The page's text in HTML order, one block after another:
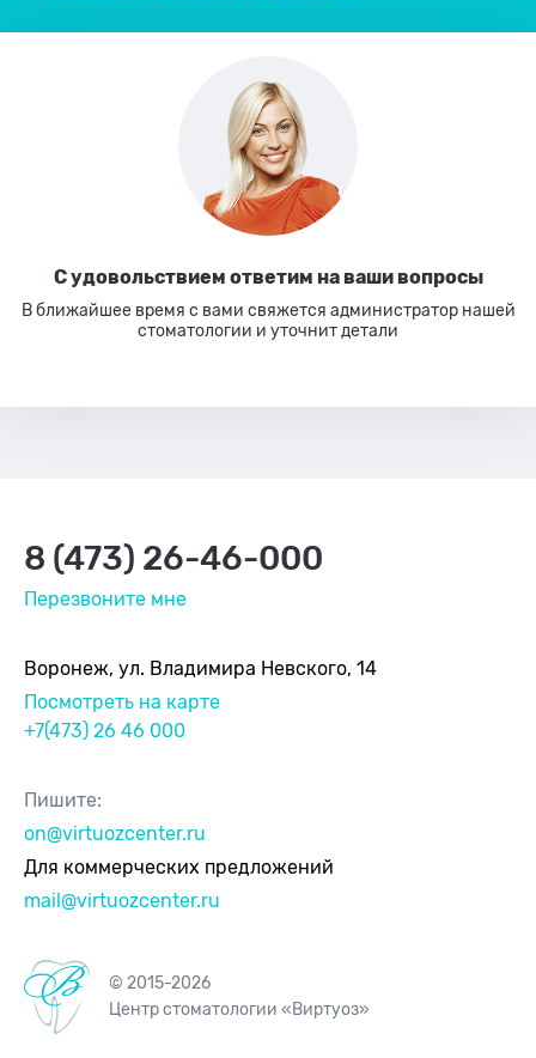
С удовольствием ответим на ваши вопросы
В ближайшее время с вами свяжется администратор нашей
стоматологии и уточнит детали
8 (473) 26-46-000
Перезвоните мне
Воронеж, ул. Владимира Невского, 14
Посмотреть на карте
+7(473) 26 46 000
Пишите:
on@virtuozcenter.ru
Для коммерческих предложений
mail@virtuozcenter.ru
© 2015-2026
Центр стоматологии «Виртуоз»